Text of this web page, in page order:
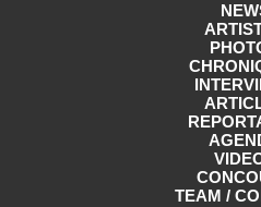
TEAM /